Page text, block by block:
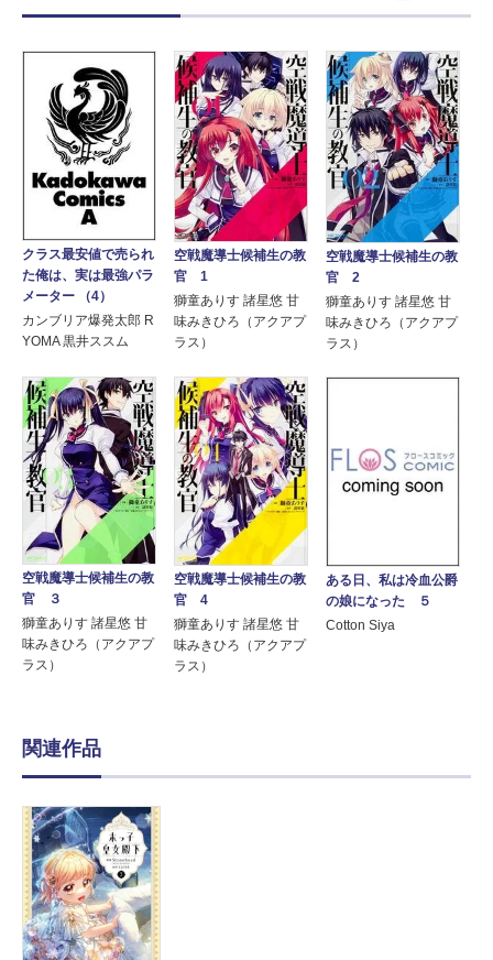
クラス最安値で売られ
た俺は、実は最強パラ
メーター （4）
カンブリア爆発太郎 R
YOMA 黒井ススム
空戦魔導士候補生の教
官 1
獅童ありす 諸星悠 甘
味みきひろ（アクアプ
ラス）
空戦魔導士候補生の教
官 2
獅童ありす 諸星悠 甘
味みきひろ（アクアプ
ラス）
空戦魔導士候補生の教
官 ３
獅童ありす 諸星悠 甘
味みきひろ（アクアプ
ラス）
空戦魔導士候補生の教
官 4
獅童ありす 諸星悠 甘
味みきひろ（アクアプ
ラス）
ある日、私は冷血公爵
の娘になった ５
Cotton Siya
関連作品